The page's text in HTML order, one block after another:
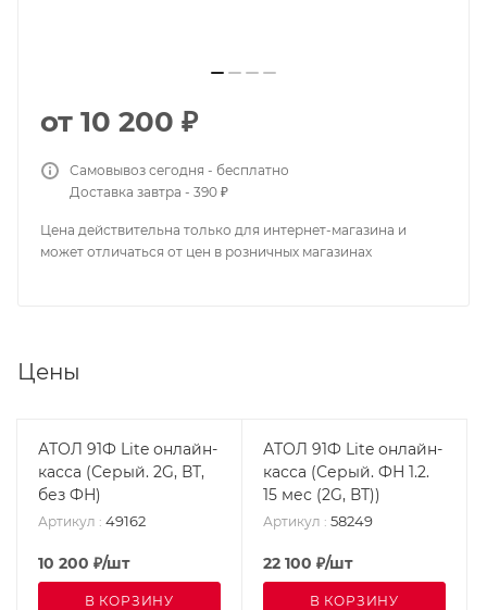
от 10 200 ₽
Самовывоз сегодня - бесплатно
Доставка завтра - 390 ₽
Цена действительна только для интернет-магазина и
может отличаться от цен в розничных магазинах
Цены
АТОЛ 91Ф Lite онлайн-
касса (Серый. 2G, ВТ,
без ФН)
Артикул : 49162
10 200 ₽/шт
В КОРЗИНУ
АТОЛ 91Ф Lite онлайн-
касса (Серый. ФН 1.2.
15 мес (2G, ВТ))
Артикул : 58249
22 100 ₽/шт
В КОРЗИНУ